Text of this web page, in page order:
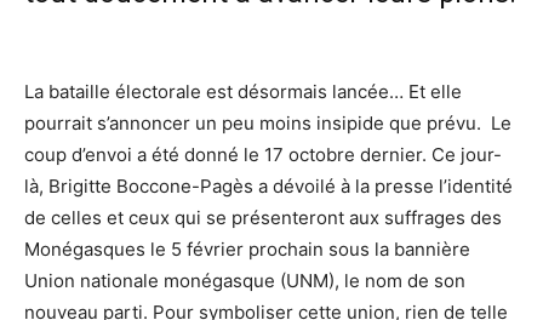
La bataille électorale est désormais lancée… Et elle
pourrait s’annoncer un peu moins insipide que prévu. Le
coup d’envoi a été donné le 17 octobre dernier. Ce jour-
là, Brigitte Boccone-Pagès a dévoilé à la presse l’identité
de celles et ceux qui se présenteront aux suffrages des
Monégasques le 5 février prochain sous la bannière
Union nationale monégasque (UNM), le nom de son
nouveau parti. Pour symboliser cette union, rien de telle